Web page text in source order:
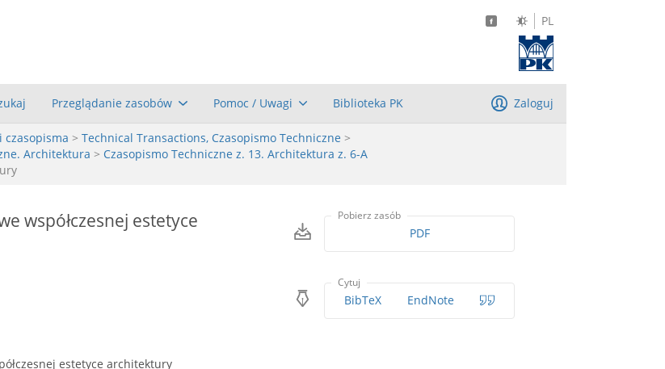
PL
Przeglądanie zasobów Pomoc / Uwagi Biblioteka PK Zaloguj
czasopisma > Technical Transactions, Czasopismo Techniczne >
Architektura > Czasopismo Techniczne z. 13. Architektura z. 6-A
współczesnej estetyce Pobierz zasób
PDF
Cytuj
BibTeX EndNote
estetyce architektury